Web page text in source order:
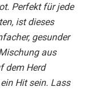
Perfekt für jede
ist dieses
gesunder
aus
dem Herd
Hit sein. Lass